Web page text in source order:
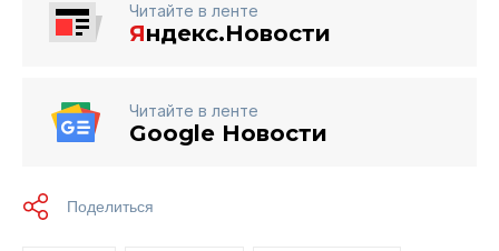
Читайте в ленте
Яндекс.Новости
Читайте в ленте
Google Новости